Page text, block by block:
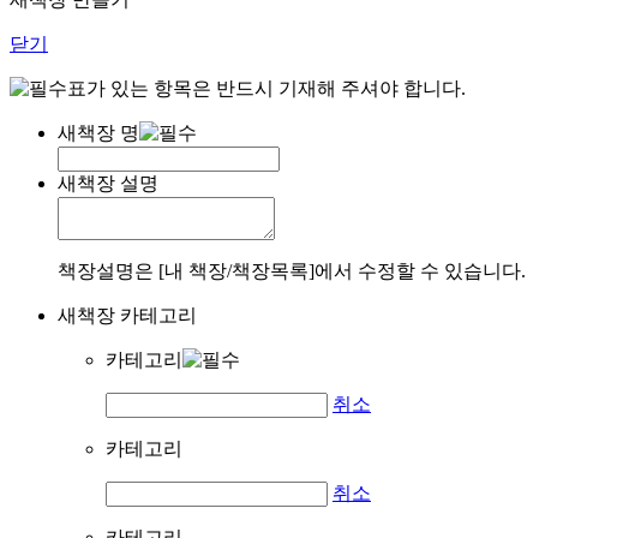
닫기
표가 있는 항목은 반드시 기재해 주셔야 합니다.
새책장 명
새책장 설명
책장설명은 [내 책장/책장목록]에서 수정할 수 있습니다.
새책장 카테고리
카테고리
취소
카테고리
취소